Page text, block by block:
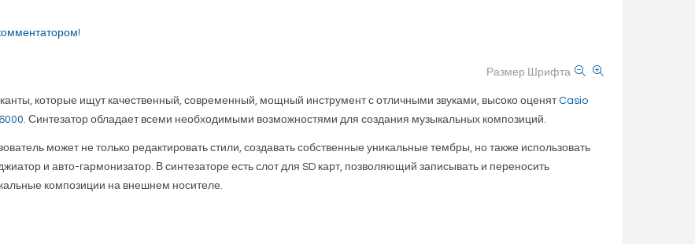
Размер Шрифта
которые ищут качественный, современный, мощный инструмент с отличными звуками, высоко оценят Casio
. Синтезатор обладает всеми необходимыми возможностями для создания музыкальных композиций.
может не только редактировать стили, создавать собственные уникальные тембры, но также использовать
и авто-гармонизатор. В синтезаторе есть слот для SD карт, позволяющий записывать и переносить
композиции на внешнем носителе.